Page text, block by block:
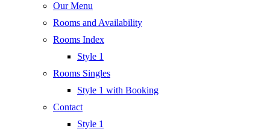
Our Menu
Rooms and Availability
Rooms Index
Style 1
Rooms Singles
Style 1 with Booking
Contact
Style 1